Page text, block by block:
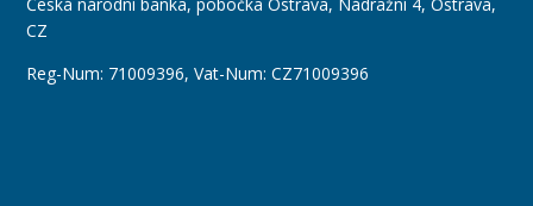
CZ
Reg-Num: 71009396, Vat-Num: CZ71009396